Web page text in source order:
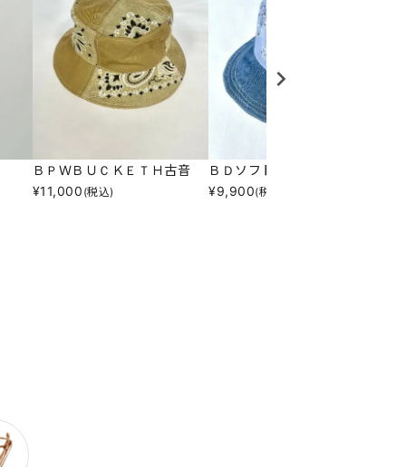
ＢＰＷＢＵＣＫＥＴＨ古音
¥11,000 (税込)
ＢＤソフトキャップ古音
¥9,900(税込)